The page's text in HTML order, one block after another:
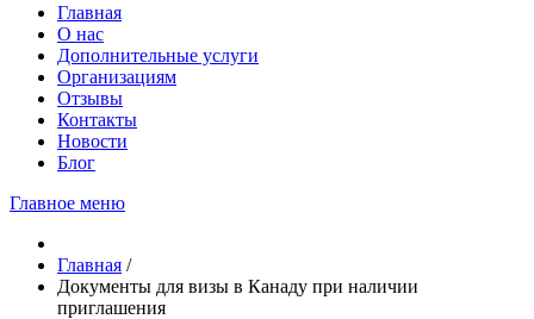
Главная
О нас
Дополнительные услуги
Организациям
Отзывы
Контакты
Новости
Блог
Главное меню
Главная /
Документы для визы в Канаду при наличии
приглашения